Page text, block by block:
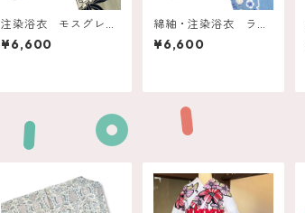
注染浴衣 モスグレ
ー 赤白の石楠花
¥6,600
綿紬・注染浴衣 ライ
トデニムブルー 雪輪
に撫子
¥6,600